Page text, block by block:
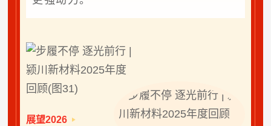
展望2026